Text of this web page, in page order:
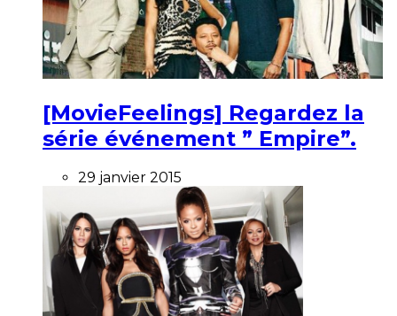
[MovieFeelings] Regardez la
série événement ” Empire”.
29 janvier 2015